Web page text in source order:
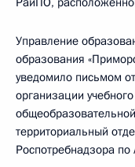
Управление
образования
уведомило письмом
организации
территориальный
Роспотребнадзора по